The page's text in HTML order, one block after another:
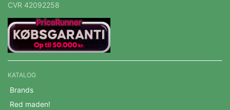
CVR 42092258
KATALOG
Brands
Red maden!